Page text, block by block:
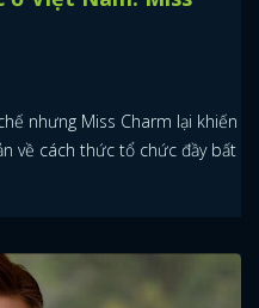
nhưng Miss Charm lại khiến
về cách thức tổ chức đầy bất